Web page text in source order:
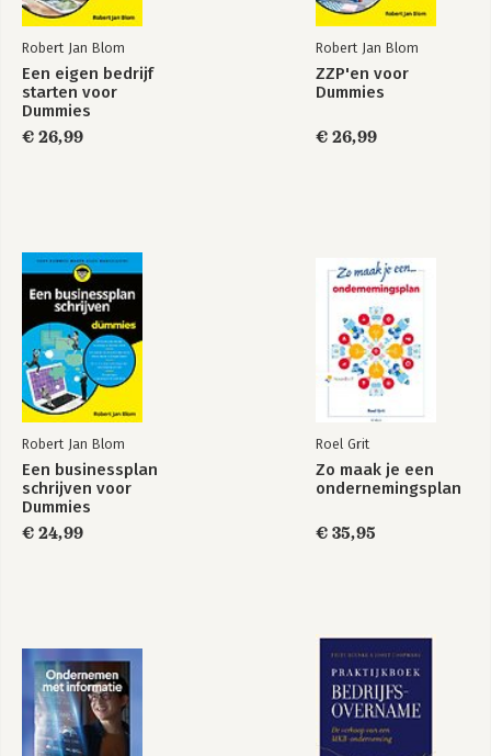
Een businessplan
schrijven voor
schrijven voor
Bekijk alle boeken
171
Hoofdstuk 12: Het zzp-bedrijf en belastingen 187
Hoofdstuk 13: Verzekeringen 203
Deel 5: Ethiek, milieu en zakelijke problemen 215
Hoofdstuk 14: Ethisch ondernemen en de zorg voor het milieu
217
Hoofdstuk 16: Zelf oprichten of toch voor een andere
mogelijkheid kiezen? 243
Robert Jan Blom
Een eigen bedrijf
starten voor
Dummies
€ 26,99
Robert Jan Blom
ZZP'en voor
Dummies
€ 26,99
Robert Jan Blom
Een businessplan
schrijven voor
Dummies
€ 24,99
Roel Grit
Zo maak je een
ondernemingsplan
€ 35,95